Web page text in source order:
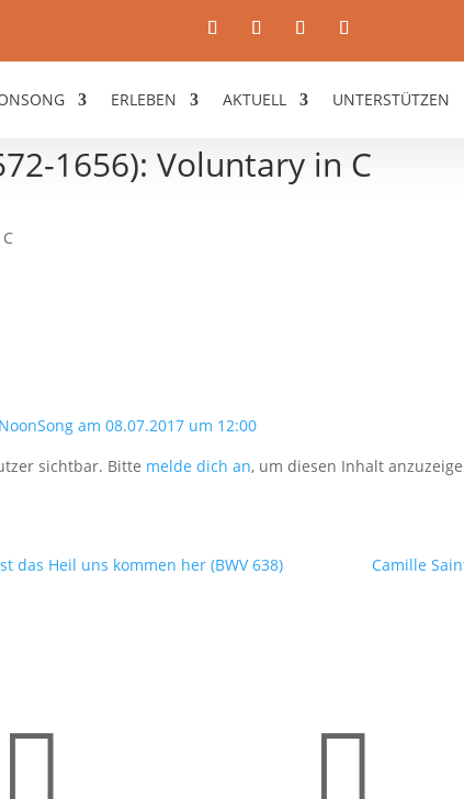
ERLEBEN AKTUELL UNTERSTÜTZEN
1656): Voluntary in C
am 08.07.2017 um 12:00
sichtbar. Bitte melde dich an, um diesen Inhalt
das Heil uns kommen her (BWV 638) Camille
 